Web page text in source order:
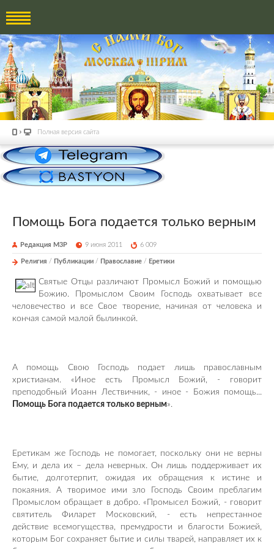
Полная версия сайта
Помощь Бога подается только верным
Редакция М3Р 9 июня 2011 6 009
Религия / Публикации / Православие / Еретики
Святые Отцы различают Промысл Божий и помощью
Божию. Промыслом Своим Господь охватывает все
человечество и все Свое творение, начиная от человека и
кончая самой малой былинкой.
А помощь Свою Господь подает лишь православным
христианам. «Иное есть Промысл Божий, - говорит
преподобный Иоанн Лествичник, - иное - Божия помощь...
Помощь Бога подается только верным».
Еретикам же Господь не помогает, поскольку они не верны
Ему, и дела их – дела неверных. Он лишь поддерживает их
бытие, долготерпит, ожидая их обращения к истине и
покаяния. А творимое ими зло Господь Своим преблагим
Промыслом обращает в добро. «Промысел Божий, - говорит
святитель Филарет Московский, - есть непрестанное
действие всемогущества, премудрости и благости Божией,
которым Бог сохраняет бытие и силы тварей, направляет их к